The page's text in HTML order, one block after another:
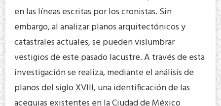
en las líneas escritas por los cronistas. Sin
embargo, al analizar planos arquitectónicos y
catastrales actuales, se pueden vislumbrar
vestigios de este pasado lacustre. A través de esta
investigación se realiza, mediante el análisis de
planos del siglo XVIII, una identificación de las
acequias existentes en la Ciudad de México